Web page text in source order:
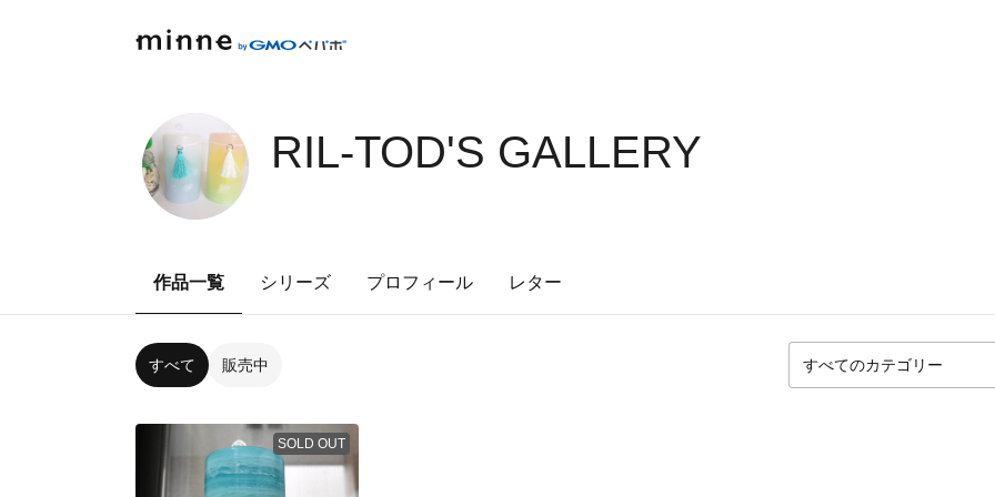
RIL-TOD'S GALLERY
作品一覧 シリーズ プロフィール レター
すべて 販売中
SOLD OUT